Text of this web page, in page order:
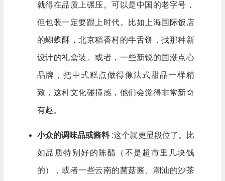
就得在品质上碾压。可以是中国的老字号，
但包装一定要跟上时代。比如上海国际饭店
的蝴蝶酥，北京稻香村的牛舌饼，找那种新
设计的礼盒装。或者，一些新锐的国潮点心
品牌，把中式糕点做得像法式甜品一样精
致，这种文化碰撞感，他们会觉得非常新奇
有趣。
小众的调味品或酱料 :这个就更显段位了。比
如品质特别好的陈醋（不是超市里几块钱
的），或者一些云南的菌菇酱、潮汕的沙茶